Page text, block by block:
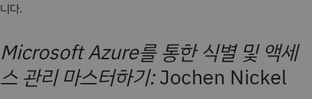
니다.
Microsoft Azure를 통한 식별 및 액세
스 관리 마스터하기:Jochen Nickel